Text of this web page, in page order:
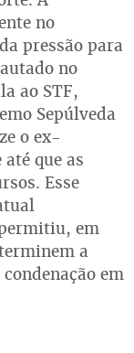
no
pressão para
no
ao STF,
Sepúlveda
o ex-
que as
Esse
em
a
em